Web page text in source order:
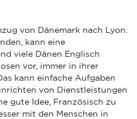
von Dänemark nach Lyon.
kann eine
viele Dänen Englisch
vor, immer in ihrer
kann einfache Aufgaben
von Dienstleistungen
gute Idee, Französisch zu
mit den Menschen in